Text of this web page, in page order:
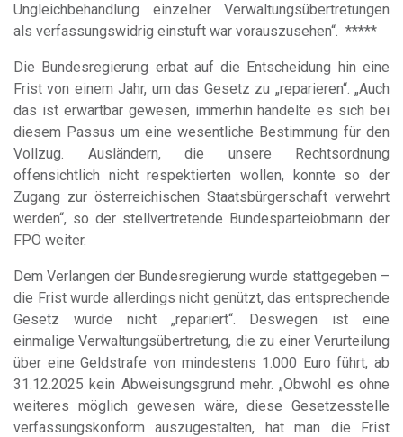
Ungleichbehandlung einzelner Verwaltungsübertretungen
als verfassungswidrig einstuft war vorauszusehen“. *****
Die Bundesregierung erbat auf die Entscheidung hin eine
Frist von einem Jahr, um das Gesetz zu „reparieren“. „Auch
das ist erwartbar gewesen, immerhin handelte es sich bei
diesem Passus um eine wesentliche Bestimmung für den
Vollzug. Ausländern, die unsere Rechtsordnung
offensichtlich nicht respektierten wollen, konnte so der
Zugang zur österreichischen Staatsbürgerschaft verwehrt
werden“, so der stellvertretende Bundesparteiobmann der
FPÖ weiter.
Dem Verlangen der Bundesregierung wurde stattgegeben –
die Frist wurde allerdings nicht genützt, das entsprechende
Gesetz wurde nicht „repariert“. Deswegen ist eine
einmalige Verwaltungsübertretung, die zu einer Verurteilung
über eine Geldstrafe von mindestens 1.000 Euro führt, ab
31.12.2025 kein Abweisungsgrund mehr. „Obwohl es ohne
weiteres möglich gewesen wäre, diese Gesetzesstelle
verfassungskonform auszugestalten, hat man die Frist